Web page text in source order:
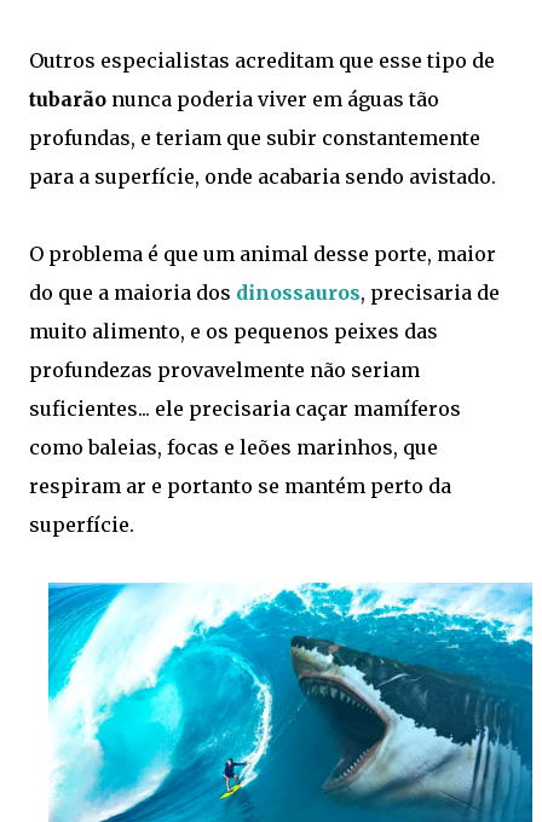
Outros especialistas acreditam que esse tipo de
tubarão nunca poderia viver em águas tão
profundas, e teriam que subir constantemente
para a superfície, onde acabaria sendo avistado.
O problema é que um animal desse porte, maior
do que a maioria dos dinossauros, precisaria de
muito alimento, e os pequenos peixes das
profundezas provavelmente não seriam
suficientes... ele precisaria caçar mamíferos
como baleias, focas e leões marinhos, que
respiram ar e portanto se mantém perto da
superfície.